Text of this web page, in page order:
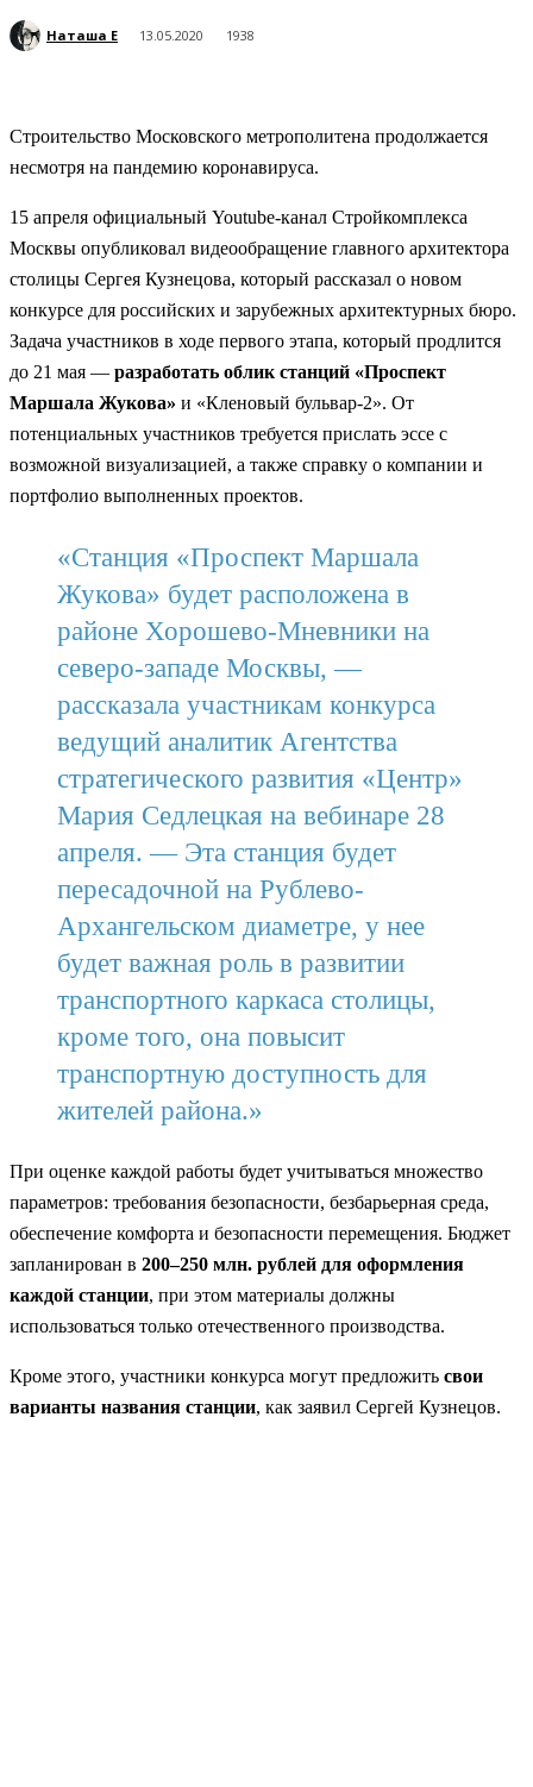
Наташа Е 13.05.2020 1938
Строительство Московского метрополитена продолжается
несмотря на пандемию коронавируса.
15 апреля официальный Youtube-канал Стройкомплекса
Москвы опубликовал видеообращение главного архитектора
столицы Сергея Кузнецова, который рассказал о новом
конкурсе для российских и зарубежных архитектурных бюро.
Задача участников в ходе первого этапа, который продлится
до 21 мая — разработать облик станций «Проспект
Маршала Жукова» и «Кленовый бульвар-2». От
потенциальных участников требуется прислать эссе с
возможной визуализацией, а также справку о компании и
портфолио выполненных проектов.
«Станция «Проспект Маршала
Жукова» будет расположена в
районе Хорошево-Мневники на
северо-западе Москвы, —
рассказала участникам конкурса
ведущий аналитик Агентства
стратегического развития «Центр»
Мария Седлецкая на вебинаре 28
апреля. — Эта станция будет
пересадочной на Рублево-
Архангельском диаметре, у нее
будет важная роль в развитии
транспортного каркаса столицы,
кроме того, она повысит
транспортную доступность для
жителей района.»
При оценке каждой работы будет учитываться множество
параметров: требования безопасности, безбарьерная среда,
обеспечение комфорта и безопасности перемещения. Бюджет
запланирован в 200–250 млн. рублей для оформления
каждой станции, при этом материалы должны
использоваться только отечественного производства.
Кроме этого, участники конкурса могут предложить свои
варианты названия станции, как заявил Сергей Кузнецов.